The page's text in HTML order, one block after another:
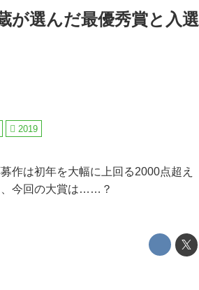
が選んだ最優秀賞と入選
2019
作は初年を大幅に上回る2000点超え
、今回の大賞は……？